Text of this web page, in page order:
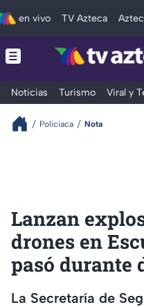
en vivo TV Azteca
Noticias Turismo Viral y
Policiaca Nota
Lanzan
drones en
pasó durante
La Secretaría de